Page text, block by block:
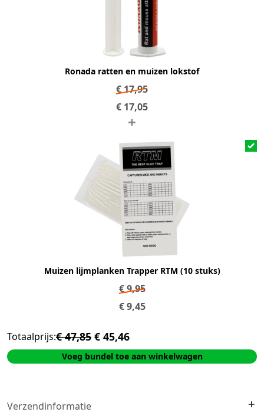
Ronada ratten en muizen lokstof
€17,95
€ 17,05
+
Muizen lijmplanken Trapper RTM (10 stuks)
€9,95
€9,45
Totaalprijs:€ 47,85 € 45,46
Voeg bundel toe aan winkelwagen
Verzendinformatie